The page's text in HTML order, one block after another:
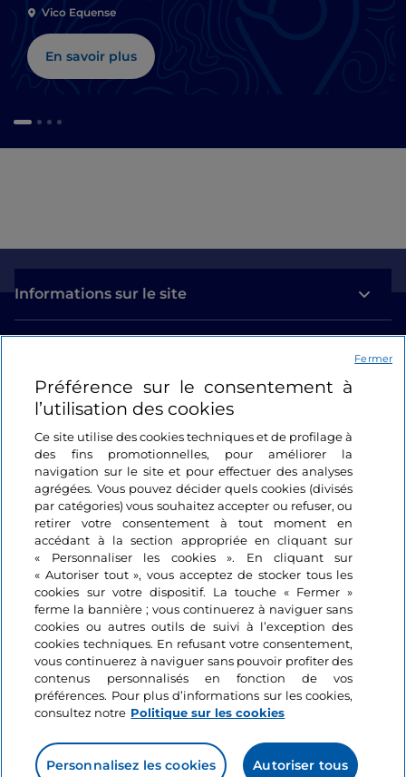
Vico Equense
En savoir plus
Informations sur le site
Se connecter
Suivez-nous
Préférence sur le consentement à
l’utilisation des cookies
Ce site utilise des cookies techniques et de profilage à
des fins promotionnelles, pour améliorer la
navigation sur le site et pour effectuer des analyses
agrégées. Vous pouvez décider quels cookies (divisés
par catégories) vous souhaitez accepter ou refuser, ou
retirer votre consentement à tout moment en
accédant à la section appropriée en cliquant sur
« Personnaliser les cookies ». En cliquant sur
« Autoriser tout », vous acceptez de stocker tous les
cookies sur votre dispositif. La touche « Fermer »
ferme la bannière ; vous continuerez à naviguer sans
cookies ou autres outils de suivi à l’exception des
cookies techniques. En refusant votre consentement,
vous continuerez à naviguer sans pouvoir profiter des
contenus personnalisés en fonction de vos
préférences. Pour plus d’informations sur les cookies,
consultez notre Politique sur les cookies
Personnalisez les cookies Autoriser tous
Fermer